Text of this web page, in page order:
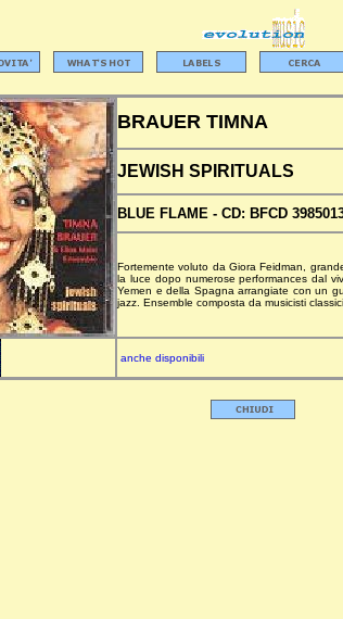
BRAUER TIMNA
JEWISH SPIRITUALS
BLUE FLAME - CD: BFCD
Fortemente voluto da Giora Feidman,
la luce dopo numerose performances dal
Yemen e della Spagna arrangiate con un
jazz. Ensemble composta da musicisti
anche disponibili